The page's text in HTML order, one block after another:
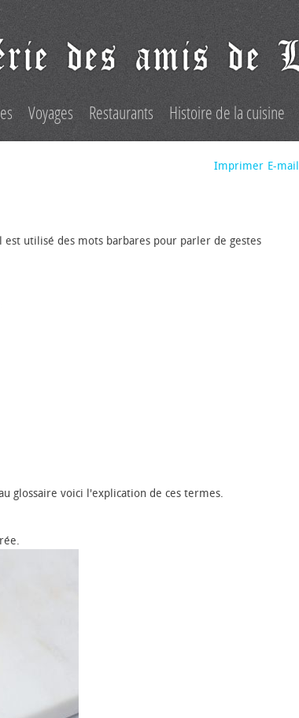
Voyages Restaurants Histoire de la cuisine
E-mail
Imprimer
utilisé des mots barbares pour parler de gestes
glossaire voici l'explication de ces termes.